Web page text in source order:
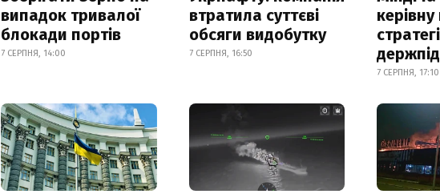
випадок тривалої
блокади портів
7 СЕРПНЯ, 14:00
втратила суттєві
обсяги видобутку
7 СЕРПНЯ, 16:50
7 СЕРПНЯ, 17:10